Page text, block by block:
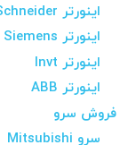
اینورتر Schneider
اینورتر Siemens
اینورتر Invt
اینورتر ABB
فروش سرو
سرو Mitsubishi